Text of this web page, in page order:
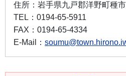
住所： 岩手県九戸郡洋野町種
TEL： 0194-65-5911
FAX： 0194-65-4334
E-Mail：